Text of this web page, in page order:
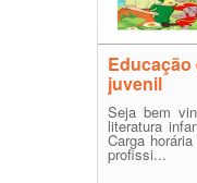
Educação
juvenil
Seja bem
literatura
Carga
profissi...